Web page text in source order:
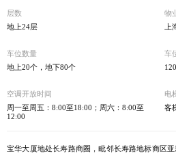
层数
地上24层
物
车位数量
地上20个，地下80个
车
空调开放时间
周一至周五：8:00至18:00；周六：8:00至
12:00
电
客
宝华大厦地处长寿路商圈，毗邻长寿路地标商区